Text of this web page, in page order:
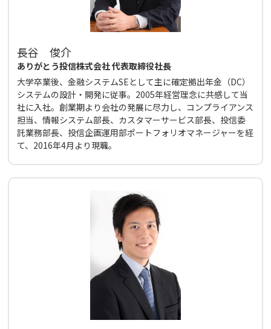
長谷 俊介
ありがとう投信株式会社 代表取締役社長
大学卒業後、金融システムSEとして主に確定拠出年金（DC）
システムの設計・開発に従事。2005年経営理念に共感して当
社に入社。創業期より会社の発展に尽力し、コンプライアンス
担当、情報システム部長、カスタマーサービス部長、投信委
託業務部長、投信企画運用部ポートフォリオマネージャーを経
て、2016年4月より現職。